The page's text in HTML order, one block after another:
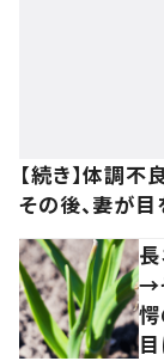
【続き】体調
その後、妻が目
→
愕